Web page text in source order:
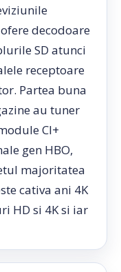
decodoare
SD atunci
receptoare
Partea buna
au tuner
CI+
gen HBO,
majoritatea
cativa ani 4K
HD si 4K si iar